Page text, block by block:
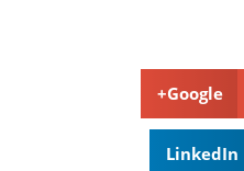
Google+
LinkedIn